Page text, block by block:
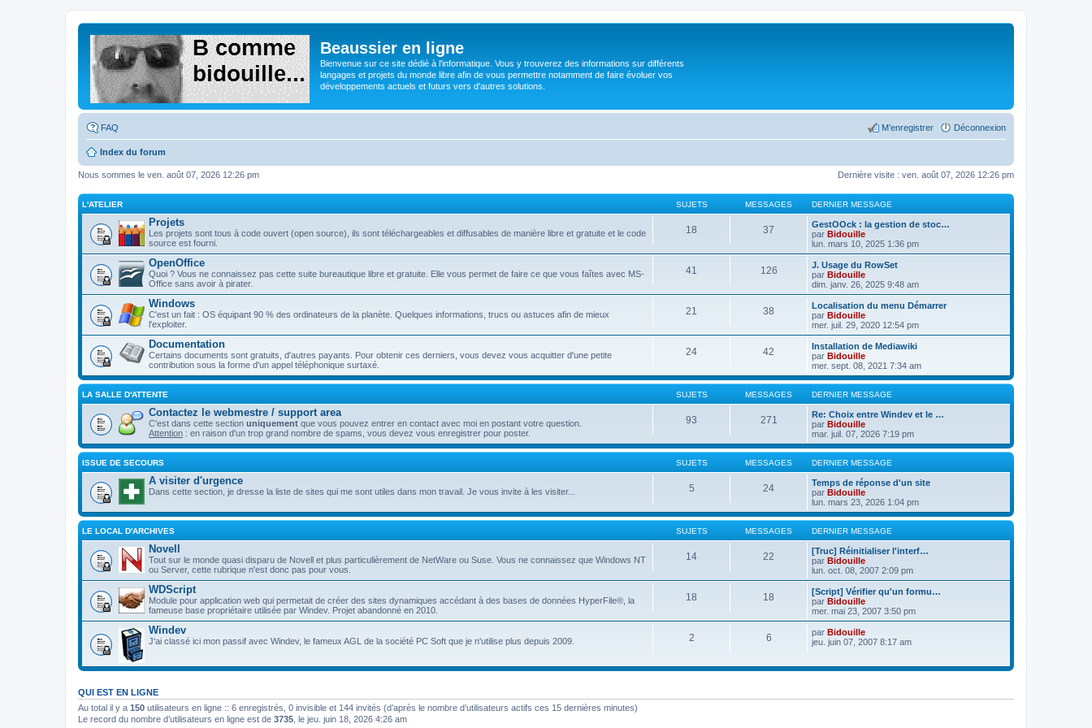
Beaussier en ligne
Bienvenue sur ce site dédié à l'informatique. Vous y trouverez des informations sur différents
langages et projets du monde libre afin de vous permettre notamment de faire évoluer vos
développements actuels et futurs vers d'autres solutions.
FAQ Déconnexion
M’enregistrer
Index du forum
Dernière visite : ven. août 07, 2026 12:26 pm
Nous sommes le ven. août 07, 2026 12:26 pm
L'ATELIER SUJETS MESSAGES DERNIER MESSAGE
Projets
Les projets sont tous à code ouvert (open source), ils sont téléchargeables et diffusables de manière libre et gratuite et le code
source est fourni.
18 37
GestOOck : la gestion de stoc…
par Bidouille
lun. mars 10, 2025 1:36 pm
OpenOffice
Quoi ? Vous ne connaissez pas cette suite bureautique libre et gratuite. Elle vous permet de faire ce que vous faîtes avec MS-
Office sans avoir à pirater.
41 126
J. Usage du RowSet
par Bidouille
dim. janv. 26, 2025 9:48 am
Windows
C'est un fait : OS équipant 90 % des ordinateurs de la planète. Quelques informations, trucs ou astuces afin de mieux
l'exploiter.
21 38
Localisation du menu Démarrer
par Bidouille
mer. juil. 29, 2020 12:54 pm
Documentation
Certains documents sont gratuits, d'autres payants. Pour obtenir ces derniers, vous devez vous acquitter d'une petite
contribution sous la forme d'un appel téléphonique surtaxé.
24 42
Installation de Mediawiki
par Bidouille
mer. sept. 08, 2021 7:34 am
LA SALLE D'ATTENTE SUJETS MESSAGES DERNIER MESSAGE
Contactez le webmestre / support area
C'est dans cette section uniquement que vous pouvez entrer en contact avec moi en postant votre question.
Attention : en raison d'un trop grand nombre de spams, vous devez vous enregistrer pour poster.
93 271
Re: Choix entre Windev et le …
par Bidouille
mar. juil. 07, 2026 7:19 pm
ISSUE DE SECOURS SUJETS MESSAGES DERNIER MESSAGE
A visiter d'urgence
Dans cette section, je dresse la liste de sites qui me sont utiles dans mon travail. Je vous invite à les visiter... 5 24
Temps de réponse d'un site
par Bidouille
lun. mars 23, 2026 1:04 pm
LE LOCAL D'ARCHIVES SUJETS MESSAGES DERNIER MESSAGE
Novell
Tout sur le monde quasi disparu de Novell et plus particulièrement de NetWare ou Suse. Vous ne connaissez que Windows NT
ou Server, cette rubrique n'est donc pas pour vous.
14 22
[Truc] Réinitialiser l'interf…
par Bidouille
lun. oct. 08, 2007 2:09 pm
WDScript
Module pour application web qui permetait de créer des sites dynamiques accédant à des bases de données HyperFile®, la
fameuse base propriétaire utilisée par Windev. Projet abandonné en 2010.
18 18
[Script] Vérifier qu'un formu…
par Bidouille
mer. mai 23, 2007 3:50 pm
Windev
J'ai classé ici mon passif avec Windev, le fameux AGL de la société PC Soft que je n'utilise plus depuis 2009. 2 6 par Bidouille
jeu. juin 07, 2007 8:17 am
QUI EST EN LIGNE
Au total il y a 150 utilisateurs en ligne :: 6 enregistrés, 0 invisible et 144 invités (d’après le nombre d’utilisateurs actifs ces 15 dernières minutes)
Le record du nombre d’utilisateurs en ligne est de 3735 , le jeu. juin 18, 2026 4:26 am